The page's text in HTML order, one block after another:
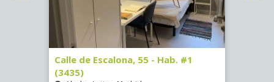
Calle de Escalona, 55 - Hab. #1
(3435)